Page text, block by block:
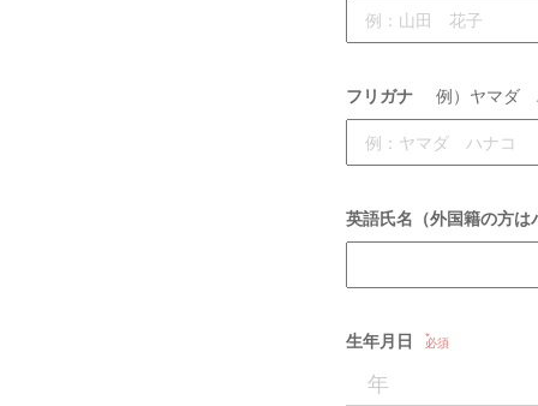
フリガナ 例）ヤマダ
英語氏名（外国籍の方は
生年月日 必須